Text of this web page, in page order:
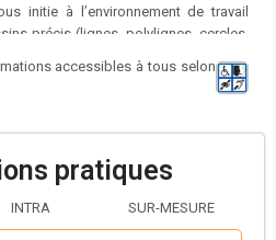
initie à l’environnement de travail
précis (lignes, polylignes, cercles,
des objets (copie, rotation, décalage,
: textes, cotations, hachures,
vos calques, créer des blocs
pratiques, vous développerez
des plans clairs, organisés et
en DAO, cette formation
dessinateurs, architectes ou
accessibles à tous selon
pratiques
INTRA SUR-MESURE